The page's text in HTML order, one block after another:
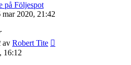
på Följespot
mar 2020, 21:42
av Robert Tite
16:12